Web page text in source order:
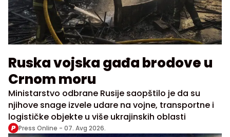
Ruska vojska gađa brodove u
Crnom moru
Ministarstvo odbrane Rusije saopštilo je da su
njihove snage izvele udare na vojne, transportne i
logističke objekte u više ukrajinskih oblasti
Press Online - 07. Avg 2026.